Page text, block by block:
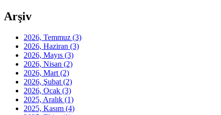
Arşiv
2026, Temmuz (3)
2026, Haziran (3)
2026, Mayıs (3)
2026, Nisan (2)
2026, Mart (2)
2026, Şubat (2)
2026, Ocak (3)
2025, Aralık (1)
2025, Kasım (4)